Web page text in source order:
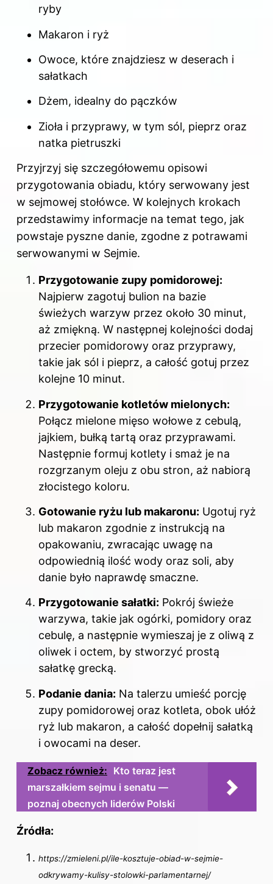
ryby
Makaron i ryż
Owoce, które znajdziesz w deserach i
sałatkach
Dżem, idealny do pączków
Zioła i przyprawy, w tym sól, pieprz oraz
natka pietruszki
Przyjrzyj się szczegółowemu opisowi
przygotowania obiadu, który serwowany jest
w sejmowej stołówce. W kolejnych krokach
przedstawimy informacje na temat tego, jak
powstaje pyszne danie, zgodne z potrawami
serwowanymi w Sejmie.
Przygotowanie zupy pomidorowej:
Najpierw zagotuj bulion na bazie
świeżych warzyw przez około 30 minut,
aż zmiękną. W następnej kolejności dodaj
przecier pomidorowy oraz przyprawy,
takie jak sól i pieprz, a całość gotuj przez
kolejne 10 minut.
Przygotowanie kotletów mielonych:
Połącz mielone mięso wołowe z cebulą,
jajkiem, bułką tartą oraz przyprawami.
Następnie formuj kotlety i smaż je na
rozgrzanym oleju z obu stron, aż nabiorą
złocistego koloru.
Gotowanie ryżu lub makaronu: Ugotuj ryż
lub makaron zgodnie z instrukcją na
opakowaniu, zwracając uwagę na
odpowiednią ilość wody oraz soli, aby
danie było naprawdę smaczne.
Przygotowanie sałatki: Pokrój świeże
warzywa, takie jak ogórki, pomidory oraz
cebulę, a następnie wymieszaj je z oliwą z
oliwek i octem, by stworzyć prostą
sałatkę grecką.
Podanie dania: Na talerzu umieść porcję
zupy pomidorowej oraz kotleta, obok ułóż
ryż lub makaron, a całość dopełnij sałatką
i owocami na deser.
Zobacz również: Kto teraz jest
marszałkiem sejmu i senatu —
poznaj obecnych liderów Polski
Źródła:
https://zmieleni.pl/ile-kosztuje-obiad-w-sejmie-
odkrywamy-kulisy-stolowki-parlamentarnej/